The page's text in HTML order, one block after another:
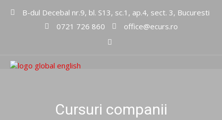
B-dul Decebal nr.9, bl. S13, sc.1, ap.4, sect. 3, Bucuresti
0721 726 860
office@ecurs.ro
Cursuri companii